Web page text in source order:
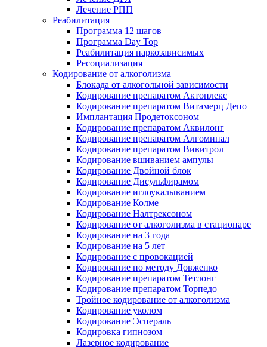
Лечение РПП
Реабилитация
Программа 12 шагов
Программа Day Top
Реабилитация наркозависимых
Ресоциализация
Кодирование от алкоголизма
Блокада от алкогольной зависимости
Кодирование препаратом Актоплекс
Кодирование препаратом Витамерц Депо
Имплантация Продетоксоном
Кодирование препаратом Аквилонг
Кодирование препаратом Алгоминал
Кодирование препаратом Вивитрол
Кодирование вшиванием ампулы
Кодирование Двойной блок
Кодирование Дисульфирамом
Кодирование иглоукалыванием
Кодирование Колме
Кодирование Налтрексоном
Кодирование от алкоголизма в стационаре
Кодирование на 3 года
Кодирование на 5 лет
Кодирование с провокацией
Кодирование по методу Довженко
Кодирование препаратом Тетлонг
Кодирование препаратом Торпедо
Тройное кодирование от алкоголизма
Кодирование уколом
Кодирование Эспераль
Кодировка гипнозом
Лазерное кодирование